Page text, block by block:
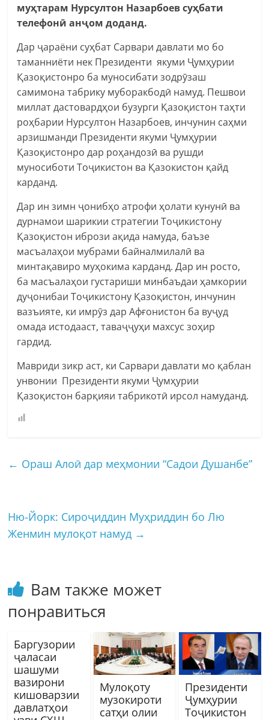
муҳтарам Нурсултон Назарбоев суҳбати
телефонӣ анҷом доданд.
Дар ҷараёни суҳбат Сарвари давлати мо бо
таманниёти нек Президенти якуми Ҷумҳурии
Қазоқистонро ба муносибати зодрӯзаш
самимона табрику муборакбодӣ намуд. Пешвои
миллат дастовардҳои бузурги Қазоқистон таҳти
роҳбарии Нурсултон Назарбоев, инчунин саҳми
арзишманди Президенти якуми Ҷумҳурии
Қазоқистонро дар роҳандозӣ ва рушди
муносиботи Тоҷикистон ва Қазокистон қайд
карданд.
Дар ин зимн ҷонибҳо атрофи ҳолати кунунӣ ва
дурнамои шарикии стратегии Тоҷикистону
Қазоқистон ибрози ақида намуда, баъзе
масъалаҳои мубрами байналмилалӣ ва
минтақавиро муҳокима карданд. Дар ин росто,
ба масъалаҳои густариши минбаъдаи ҳамкории
дуҷонибаи Тоҷикистону Қазоқистон, инчунин
вазъияте, ки имрӯз дар Афғонистон ба вуҷуд
омада истодааст, таваҷҷуҳи махсус зоҳир
гардид.
Мавриди зикр аст, ки Сарвари давлати мо қаблан
унвонии Президенти якуми Ҷумҳурии
Қазоқистон барқияи табрикотӣ ирсол намуданд.
← Ораш Алоӣ дар меҳмонии “Садои Душанбе”
Ню-Йорк: Сироҷиддин Муҳриддин бо Лю
Женмин мулоқот намуд →
Вам также может
понравиться
Баргузории
ҷаласаи
шашуми
вазирони
кишоварзии
давлатҳои
Мулоқоту
музокироти
сатҳи олии
Президенти
Ҷумҳурии
Тоҷикистон